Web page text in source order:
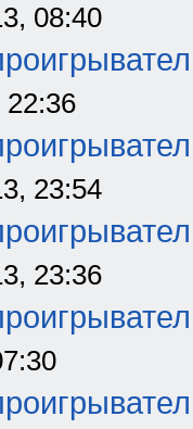
08:40
22:36
23:54
23:36